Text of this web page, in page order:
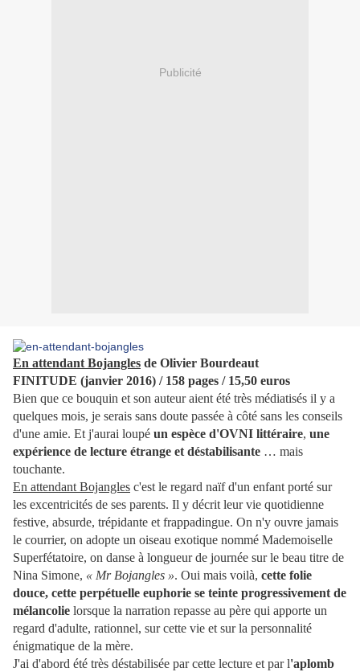
Publicité
En attendant Bojangles de Olivier Bourdeaut
FINITUDE (janvier 2016) / 158 pages / 15,50 euros
Bien que ce bouquin et son auteur aient été très médiatisés il y a
quelques mois, je serais sans doute passée à côté sans les conseils
d'une amie. Et j'aurai loupé un espèce d'OVNI littéraire, une
expérience de lecture étrange et déstabilisante … mais
touchante.
En attendant Bojangles c'est le regard naïf d'un enfant porté sur
les excentricités de ses parents. Il y décrit leur vie quotidienne
festive, absurde, trépidante et frappadingue. On n'y ouvre jamais
le courrier, on adopte un oiseau exotique nommé Mademoiselle
Superfétatoire, on danse à longueur de journée sur le beau titre de
Nina Simone, « Mr Bojangles ». Oui mais voilà, cette folie
douce, cette perpétuelle euphorie se teinte progressivement de
mélancolie lorsque la narration repasse au père qui apporte un
regard d'adulte, rationnel, sur cette vie et sur la personnalité
énigmatique de la mère.
J'ai d'abord été très déstabilisée par cette lecture et par l'aplomb